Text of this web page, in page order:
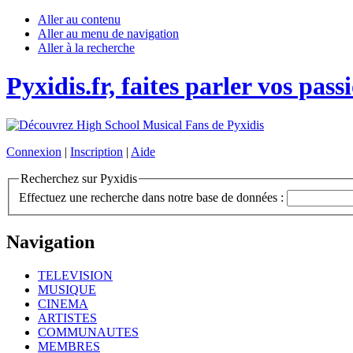
Aller au contenu
Aller au menu de navigation
Aller à la recherche
Pyxidis.fr, faites parler vos
Connexion | Inscription | Aide
Recherchez sur Pyxidis
Effectuez une recherche dans notre base de données :
Navigation
TELEVISION
MUSIQUE
CINEMA
ARTISTES
COMMUNAUTES
MEMBRES